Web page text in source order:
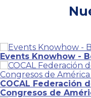
Events Knowhow -
COCAL Federación
Congresos de